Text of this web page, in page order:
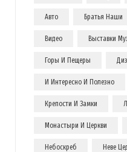
Авто Братья Наши
Видео Выставки
Горы И Пещеры
И Интересно И Полезно
Крепости И Замки
Монастыри И Церкви
Небоскреб Неве